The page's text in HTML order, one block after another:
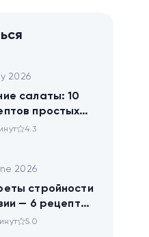
2026
салаты: 10
простых
для будней и
4.3
2026
стройности
— 6 рецептов
салатов
5.0